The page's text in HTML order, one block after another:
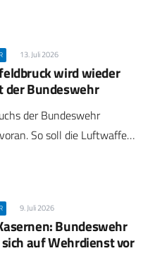
13. Juli 2026
wird wieder
der Bundeswehr
der Bundeswehr
So soll die Luftwaffe…
9. Juli 2026
Bundeswehr
auf Wehrdienst vor